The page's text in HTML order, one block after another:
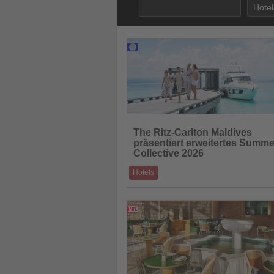
Sie
die
Nachrichten
The Ritz-Carlton Maldives
präsentiert erweitertes
Collective 2026
Hotels
zum Fari Islands Festival setzt das Luxusr
08.05.2026